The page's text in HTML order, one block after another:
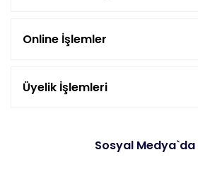
Online İşlemler
Üyelik İşlemleri
Sosyal Medya`da